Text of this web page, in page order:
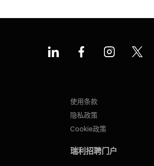
使用条款
隐私政策
Cookie政策
瑞利招聘门户